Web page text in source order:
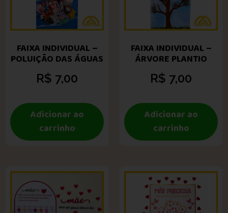
FAIXA INDIVIDUAL –
POLUIÇÃO DAS ÁGUAS
R$ 7,00
Adicionar ao
carrinho
FAIXA INDIVIDUAL –
ÁRVORE PLANTIO
R$ 7,00
Adicionar ao
carrinho